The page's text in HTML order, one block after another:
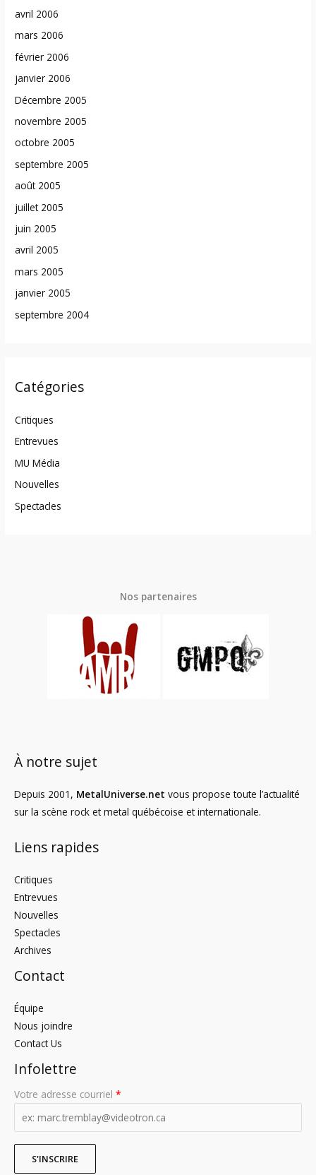
avril 2006
mars 2006
février 2006
janvier 2006
Décembre 2005
novembre 2005
octobre 2005
septembre 2005
août 2005
juillet 2005
juin 2005
avril 2005
mars 2005
janvier 2005
septembre 2004
Catégories
Critiques
Entrevues
MU Média
Nouvelles
Spectacles
Nos partenaires
À notre sujet
Depuis 2001, MetalUniverse.net vous propose toute l’actualité
sur la scène rock et metal québécoise et internationale.
Liens rapides
Critiques
Entrevues
Nouvelles
Spectacles
Archives
Contact
Équipe
Nous joindre
Contact Us
Infolettre
Votre adresse courriel *